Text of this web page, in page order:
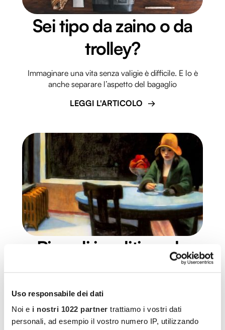
Uso responsabile dei dati
Noi e i nostri 1022 partner trattiamo i vostri dati
personali, ad esempio il vostro numero IP, utilizzando
Sei tipo da zaino o da
trolley?
Immaginare una vita senza valigie è difficile. E lo è
anche separare l’aspetto del bagaglio
LEGGI L'ARTICOLO
Rimedi insoliti per lo
stress
Rallentare. Fermarsi. Avere tempo e non avere fretta.
Sembra di vivere in un mondo in
LEGGI L'ARTICOLO